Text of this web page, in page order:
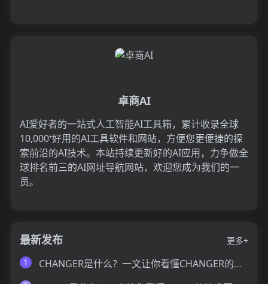
卓商AI
AI爱好者的一站式人工智能AI工具箱，累计收录全球
10,000⁺好用的AI工具软件和网站，方便您更便捷的探
索前沿的AI技术。本站持续更新好的AI应用，力争做全
球排名前三的AI网址导航网站，欢迎您成为我们的一
员。
最新发布
更多+
1
CHANGER是什么？一文让你看懂CHANGER的技术原理、主要功能、应用场景